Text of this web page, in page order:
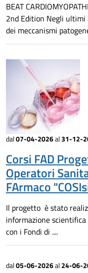
BEAT
2nd Edition Negli ultimi
dei meccanismi
dal07-04-2026al31-12-
Corsi FAD
Operatori
FArmaco
Il progetto è stato
informazione
con i Fondi di ....
dal05-06-2026al24-06-